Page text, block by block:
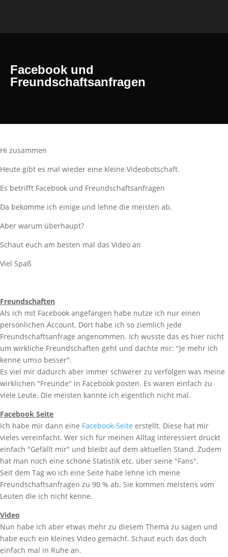
Facebook und
Freundschaftsanfragen
Hi zusammen
Heute gibt es mal wieder eine kleine Videobotschaft.
Es betrifft Facebook und Freundschaftsanfragen
Da bekomme ich einige und lehne die meisten ab.
Aber warum überhaupt?
Schaut euch am besten mal das Video an
Viel Spaß
Freundschaften
Als ich mit Facebook angefangen habe nutze ich nur einen
persönlichen Account. Dort habe ich so ziemlich jede
Freundschaftsanfrage angenommen. Ich wusste das es hier nicht
um wirkliche Freundschaften geht und dachte mir: "Je mehr ich
kenne umso besser".
Es viel mir dadurch aber immer schwerer zu verfolgen was meine
wirklichen "Freunde" in Facebook posten. Es waren einfach zu
viele Leute. Die meisten kannte ich eigentlich nicht mal.
Facebook Seite
Ich habe mir dann eine Facebook-Seite erstellt. Diese hat mir
vieles vereinfacht. Wer sich für meinen Alltag interessiert drückt
einfach "Gefällt mir" und bleibt auf dem aktuellen Stand. Zudem
hat man noch eine schöne Statistik etc. über seine "Fans".
Seit dem Tag wo ich eine Seite habe lehne ich meine
Freundschaftsanfragen zu 90 % ab. Sie kommen meistens vom
Leuten die ich nicht kenne.
Video
Nun habe ich aber etwas mehr zu diesem Thema zu sagen und
habe euch ein kleines Video gemacht. Schaut euch das doch
einfach mal in Ruhe an.